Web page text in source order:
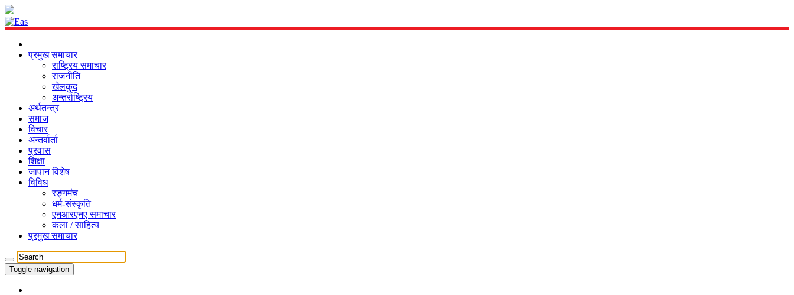
प्रमुख समाचार
राष्ट्रिय समाचार
राजनीति
खेलकुद
अन्तर्राष्ट्रिय
अर्थतन्त्र
समाज
विचार
अन्तर्वार्ता
प्रवास
शिक्षा
जापान विशेष
विविध
रङ्गमंच
धर्म-संस्कृति
एनआरएनए समाचार
कला / साहित्य
प्रमुख समाचार
Toggle navigation